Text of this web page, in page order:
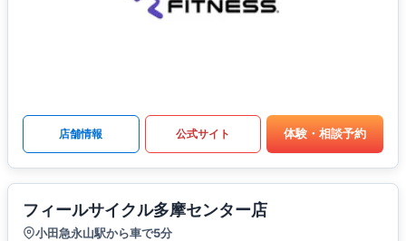
店舗情報 公式サイト 体験・相談予約
フィールサイクル多摩センター店
小田急永山駅から車で5分